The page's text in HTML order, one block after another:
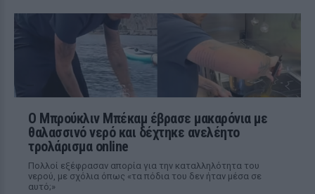
Ο Μπρούκλιν Μπέκαμ έβρασε μακαρόνια με
θαλασσινό νερό και δέχτηκε ανελέητο
τρολάρισμα online
Πολλοί εξέφρασαν απορία για την καταλληλότητα του
νερού, με σχόλια όπως «τα πόδια του δεν ήταν μέσα σε
αυτό;»